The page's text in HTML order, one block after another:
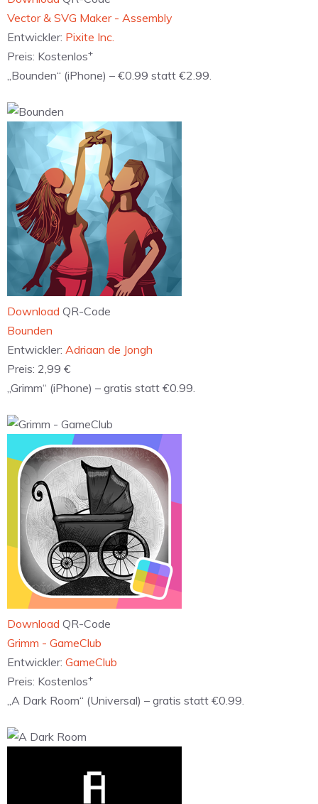
‎Vector & SVG Maker - Assembly
Entwickler: Pixite Inc.
Preis: Kostenlos+
„Bounden“ (iPhone) – €0.99 statt €2.99.
Download QR-Code
‎Bounden
Entwickler: Adriaan de Jongh
Preis: 2,99 €
„Grimm“ (iPhone) – gratis statt €0.99.
Download QR-Code
‎Grimm - GameClub
Entwickler: GameClub
Preis: Kostenlos+
„A Dark Room“ (Universal) – gratis statt €0.99.